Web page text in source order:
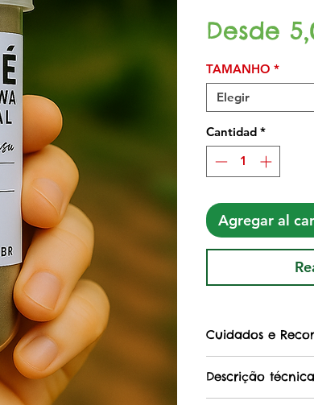
Desde
TAMANHO *
Elegir
Cantidad *
Agregar al
Cuidados e
–
pessoas com
Descrição técnica